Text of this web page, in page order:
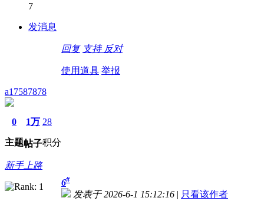
7
发消息
回复 支持 反对
使用道具 举报
a17587878
0
主题
1万
帖子
28
积分
新手上路
6#
发表于 2026-6-1 15:12:16 | 只看该作者